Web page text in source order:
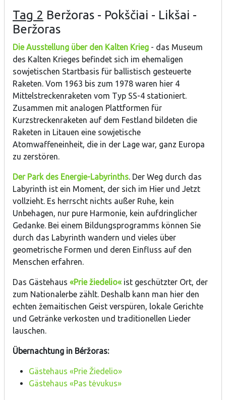
Tag 2 Beržoras - Pokščiai - Likšai -
Beržoras
Die Ausstellung über den Kalten Krieg - das Museum
des Kalten Krieges befindet sich im ehemaligen
sowjetischen Startbasis für ballistisch gesteuerte
Raketen. Vom 1963 bis zum 1978 waren hier 4
Mittelstreckenraketen vom Typ SS-4 stationiert.
Zusammen mit analogen Plattformen für
Kurzstreckenraketen auf dem Festland bildeten die
Raketen in Litauen eine sowjetische
Atomwaffeneinheit, die in der Lage war, ganz Europa
zu zerstören.
Der Park des Energie-Labyrinths. Der Weg durch das
Labyrinth ist ein Moment, der sich im Hier und Jetzt
vollzieht. Es herrscht nichts außer Ruhe, kein
Unbehagen, nur pure Harmonie, kein aufdringlicher
Gedanke. Bei einem Bildungsprogramms können Sie
durch das Labyrinth wandern und vieles über
geometrische Formen und deren Einfluss auf den
Menschen erfahren.
Das Gästehaus «Prie žiedelio« ist geschützter Ort, der
zum Nationalerbe zählt. Deshalb kann man hier den
echten žemaitischen Geist verspüren, lokale Gerichte
und Getränke verkosten und traditionellen Lieder
lauschen.
Übernachtung in Béržoras:
Gästehaus «Prie Žiedelio»
Gästehaus «Pas tėvukus»